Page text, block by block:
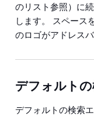
のリスト参照）に
します。 スペース
のロゴがアドレス
デフォルト
デフォルトの検索